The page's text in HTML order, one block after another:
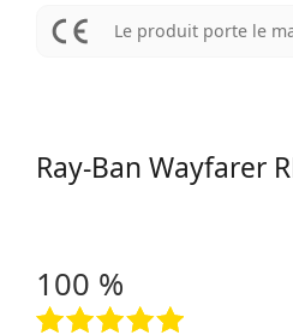
Le produit porte le
Ray-Ban Wayfarer
100 %